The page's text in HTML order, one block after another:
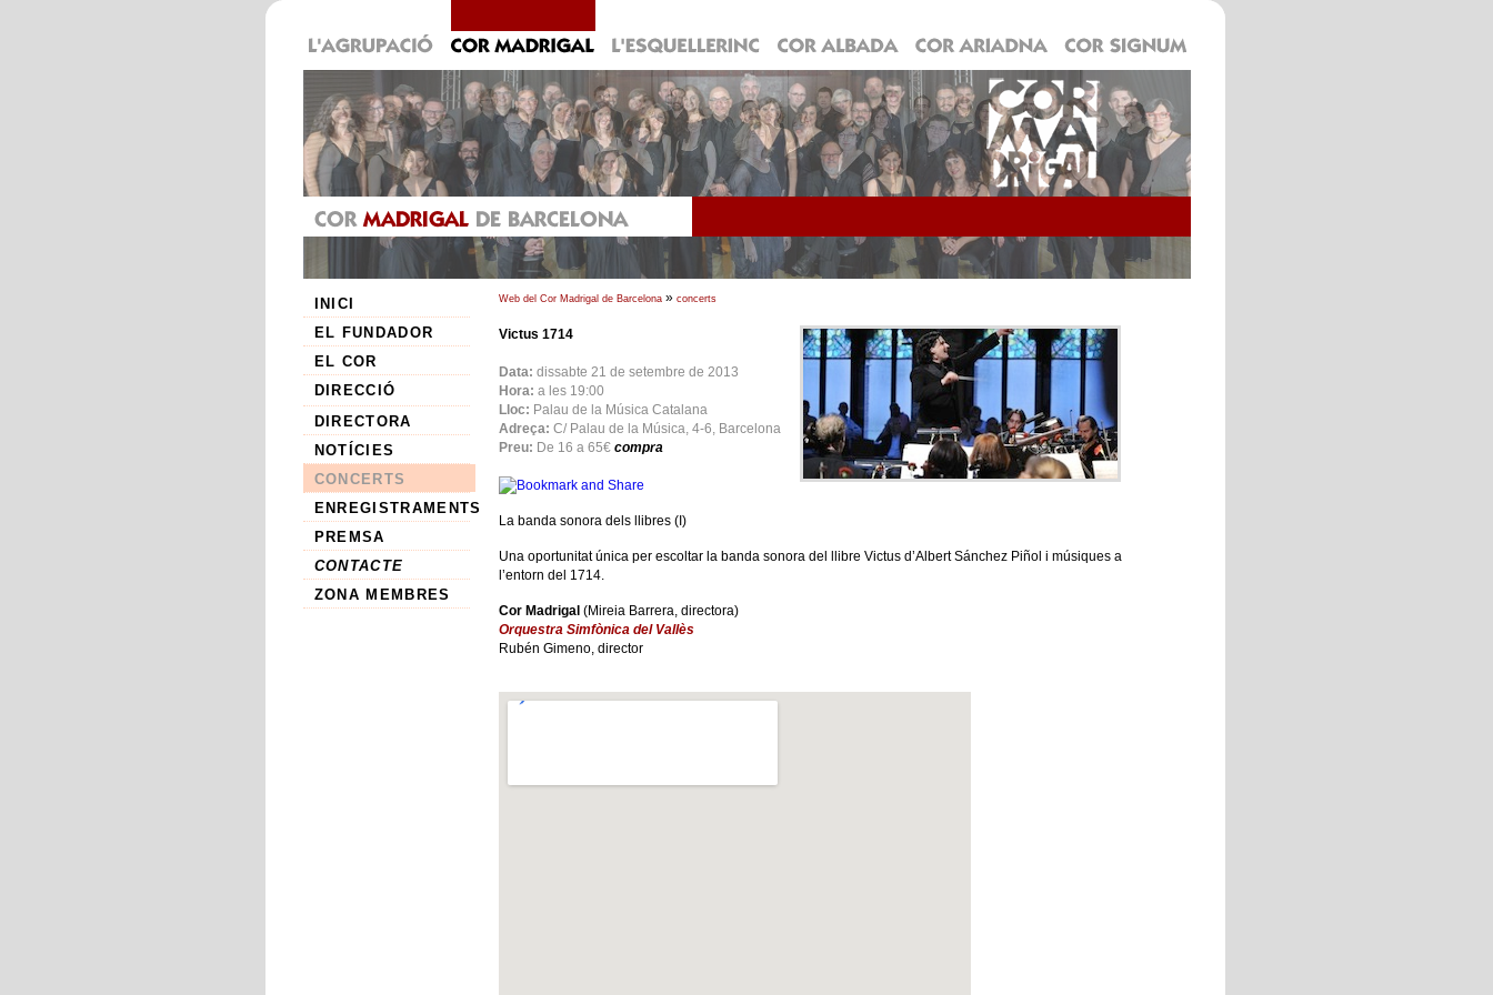
INICI
EL FUNDADOR
EL COR
DIRECCIÓ
DIRECTORA
NOTÍCIES
CONCERTS
ENREGISTRAMENTS
PREMSA
CONTACTE
ZONA MEMBRES
Web del Cor Madrigal de Barcelona» concerts
Victus 1714
Data: dissabte 21 de setembre de 2013
Hora: a les 19:00
Lloc: Palau de la Música Catalana
Adreça: C/ Palau de la Música, 4-6, Barcelona
Preu: De 16 a 65€ compra
La banda sonora dels llibres (I)
Una oportunitat única per escoltar la banda sonora del llibre Victus d’Albert Sánchez Piñol i músiques a
l’entorn del 1714.
Cor Madrigal (Mireia Barrera, directora)
Orquestra Simfònica del Vallès
Rubén Gimeno, director